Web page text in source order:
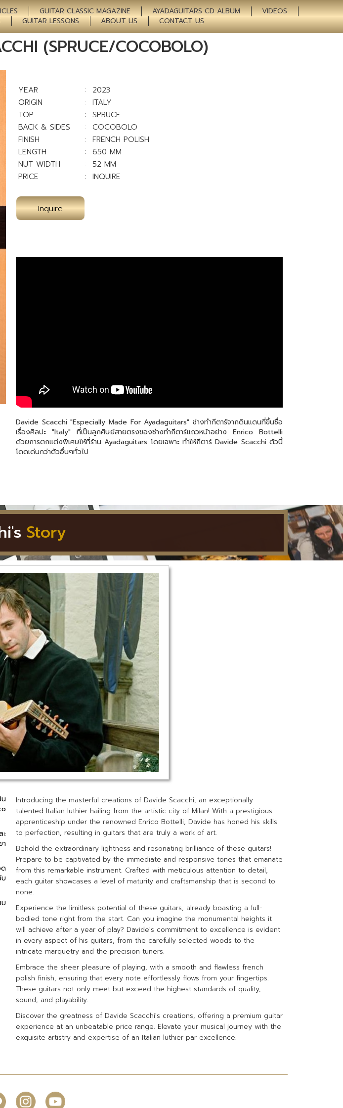
GUITAR CLASSIC MAGAZINE AYADAGUITARS CD ALBUM
VIDEOS
GUITAR LESSONS ABOUT US CONTACT US
(SPRUCE/COCOBOLO)
YEAR
: 2023
ORIGIN
: ITALY
TOP
: SPRUCE
BACK & SIDES
: COCOBOLO
FINISH
: FRENCH POLISH
LENGTH
: 650 MM
NUT WIDTH
: 52 MM
PRICE
: INQUIRE
Inquire
Davide Scacchi "Especially Made For Ayadaguitars" ช่างทำกีตาร์จากดินแดนที่ขึ้นชื่อ
เรื่องศิลปะ "Italy" ที่เป็นลูกศิษย์สายตรงของช่างทำกีตาร์แถวหน้าอย่าง Enrico Bottelli
ด้วยการตกแต่งพิเศษให้ที่ร้าน Ayadaguitars โดยเฉพาะ ทำให้กีตาร์ Davide Scacchi ตัวนี้
โดดเด่นกว่าตัวอื่นๆทั่วไป
Story
น
ะ
า
บ
Introducing the masterful creations of Davide Scacchi, an exceptionally
talented Italian luthier hailing from the artistic city of Milan! With a prestigious
apprenticeship under the renowned Enrico Bottelli, Davide has honed his skills
to perfection, resulting in guitars that are truly a work of art.
Behold the extraordinary lightness and resonating brilliance of these guitars!
Prepare to be captivated by the immediate and responsive tones that emanate
from this remarkable instrument. Crafted with meticulous attention to detail,
each guitar showcases a level of maturity and craftsmanship that is second to
none.
Experience the limitless potential of these guitars, already boasting a full-
bodied tone right from the start. Can you imagine the monumental heights it
will achieve after a year of play? Davide's commitment to excellence is evident
in every aspect of his guitars, from the carefully selected woods to the
intricate marquetry and the precision tuners.
Embrace the sheer pleasure of playing, with a smooth and flawless french
polish finish, ensuring that every note effortlessly flows from your fingertips.
These guitars not only meet but exceed the highest standards of quality,
sound, and playability.
Discover the greatness of Davide Scacchi's creations, offering a premium guitar
experience at an unbeatable price range. Elevate your musical journey with the
exquisite artistry and expertise of an Italian luthier par excellence.